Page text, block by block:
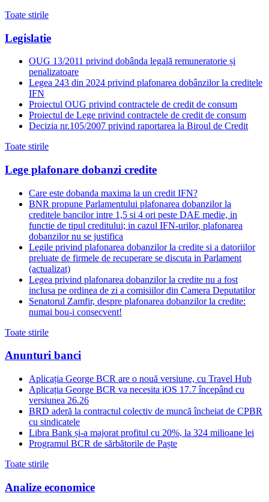
Toate stirile
Legislatie
OUG 13/2011 privind dobânda legală remuneratorie și
penalizatoare
Legea 243 din 2024 privind plafonarea dobânzilor la creditele
IFN
Proiectul OUG privind contractele de credit de consum
Proiectul de Lege privind contractele de credit de consum
Decizia nr.105/2007 privind raportarea la Biroul de Credit
Toate stirile
Lege plafonare dobanzi credite
Care este dobanda maxima la un credit IFN?
BNR propune Parlamentului plafonarea dobanzilor la
creditele bancilor intre 1,5 si 4 ori peste DAE medie, in
functie de tipul creditului; in cazul IFN-urilor, plafonarea
dobanzilor nu se justifica
Legile privind plafonarea dobanzilor la credite si a datoriilor
preluate de firmele de recuperare se discuta in Parlament
(actualizat)
Legea privind plafonarea dobanzilor la credite nu a fost
inclusa pe ordinea de zi a comisiilor din Camera Deputatilor
Senatorul Zamfir, despre plafonarea dobanzilor la credite:
numai bou-i consecvent!
Toate stirile
Anunturi banci
Aplicația George BCR are o nouă versiune, cu Travel Hub
Aplicația George BCR va necesita iOS 17.7 începând cu
versiunea 26.26
BRD aderă la contractul colectiv de muncă încheiat de CPBR
cu sindicatele
Libra Bank și-a majorat profitul cu 20%, la 324 milioane lei
Programul BCR de sărbătorile de Paște
Toate stirile
Analize economice